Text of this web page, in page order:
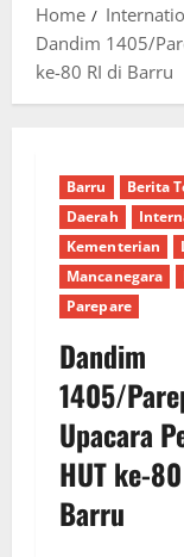
Home
Dandim 1405/
ke-80 RI di Barru
Barru
Berita
Daerah
Kementerian
Mancanegara
Parepare
Dandim
1405/
Upacara
HUT ke-
Barru